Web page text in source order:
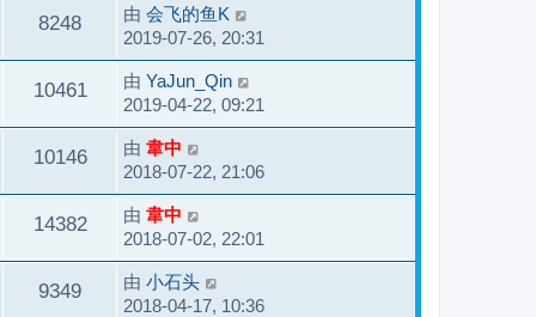
8248 由 会飞的鱼K
2019-07-26, 20:31
10461 由 YaJun_Qin
2019-04-22, 09:21
10146 由 韋中
2018-07-22, 21:06
14382 由 韋中
2018-07-02, 22:01
9349 由 小石头
2018-04-17, 10:36